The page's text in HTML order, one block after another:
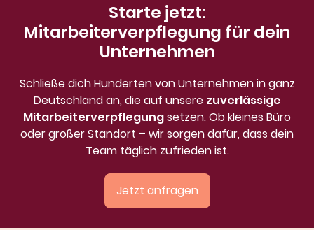
Starte jetzt:
Mitarbeiterverpflegung für dein
Unternehmen
Schließe dich Hunderten von Unternehmen in ganz
Deutschland an, die auf unsere zuverlässige
Mitarbeiterverpflegungsetzen. Ob kleines Büro
oder großer Standort – wir sorgen dafür, dass dein
Team täglich zufrieden ist.
Jetzt anfragen